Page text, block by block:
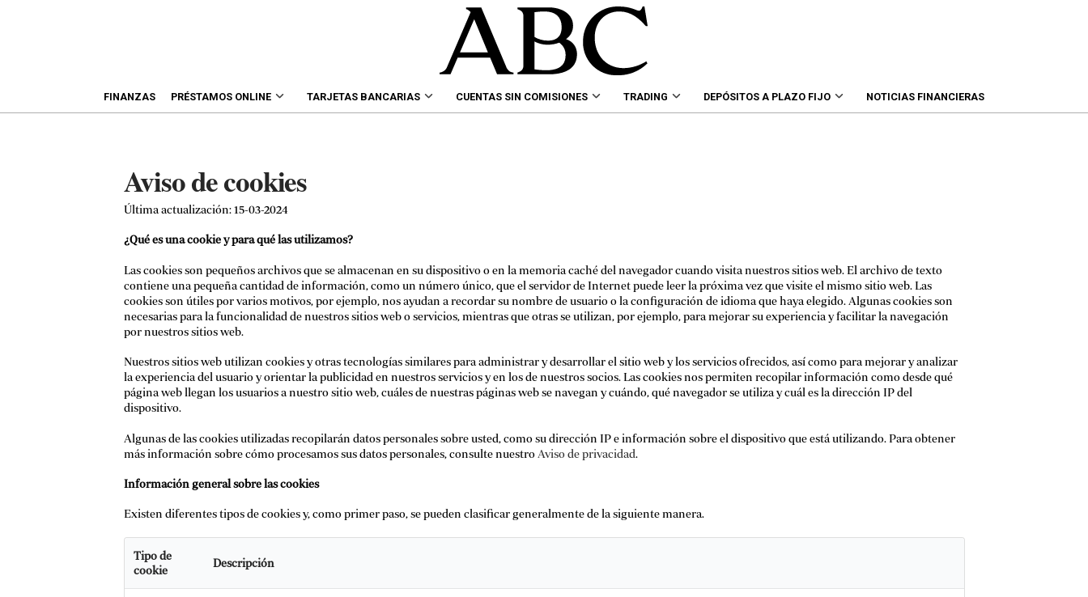
FINANZAS PRÉSTAMOS ONLINE TARJETAS BANCARIAS CUENTAS SIN COMISIONES TRADING DEPÓSITOS A PLAZO FIJO NOTICIAS FINANCIERAS
Aviso de cookies
Última actualización: 15-03-2024
¿Qué es una cookie y para qué las utilizamos?
Las cookies son pequeños archivos que se almacenan en su dispositivo o en la memoria caché del navegador cuando visita nuestros sitios web. El archivo de texto
contiene una pequeña cantidad de información, como un número único, que el servidor de Internet puede leer la próxima vez que visite el mismo sitio web. Las
cookies son útiles por varios motivos, por ejemplo, nos ayudan a recordar su nombre de usuario o la configuración de idioma que haya elegido. Algunas cookies son
necesarias para la funcionalidad de nuestros sitios web o servicios, mientras que otras se utilizan, por ejemplo, para mejorar su experiencia y facilitar la navegación
por nuestros sitios web.
Nuestros sitios web utilizan cookies y otras tecnologías similares para administrar y desarrollar el sitio web y los servicios ofrecidos, así como para mejorar y analizar
la experiencia del usuario y orientar la publicidad en nuestros servicios y en los de nuestros socios. Las cookies nos permiten recopilar información como desde qué
página web llegan los usuarios a nuestro sitio web, cuáles de nuestras páginas web se navegan y cuándo, qué navegador se utiliza y cuál es la dirección IP del
dispositivo.
Algunas de las cookies utilizadas recopilarán datos personales sobre usted, como su dirección IP e información sobre el dispositivo que está utilizando. Para obtener
más información sobre cómo procesamos sus datos personales, consulte nuestro Aviso de privacidad.
Información general sobre las cookies
Existen diferentes tipos de cookies y, como primer paso, se pueden clasificar generalmente de la siguiente manera.
Tipo de
cookie
Descripción